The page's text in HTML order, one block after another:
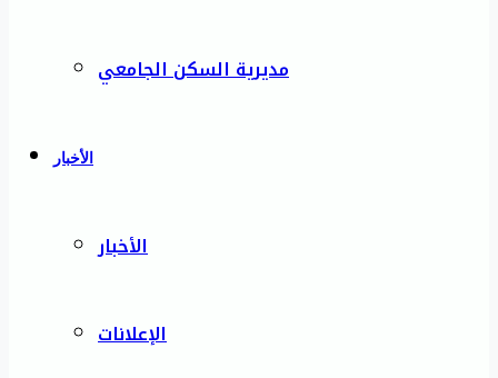
مديرية السكن الجامعي
الأخبار
الأخبار
الإعلانات